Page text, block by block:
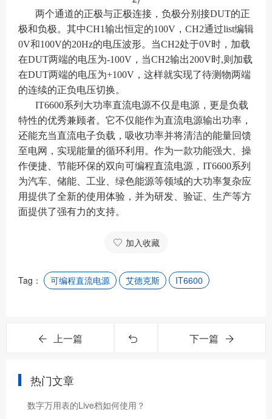
两个通道的正极与正极连接，负极分别接DUT的正
极和负极。其中CH1输出恒定的100V，CH2通过list编辑
0V和100V的20Hz的电压波形。当CH2处于0V时，加载
在DUT两端的电压为-100V，当CH2输出200V时,则加载
在DUT两端的电压为+100V，这样就实现了待测物两端
的连续的正负电压切换。
IT6600系列大功率直流电源不仅是电源，更是负载
特性的优秀兼顾者。它不仅能作为直流电源输出功率，
还能充当直流电子负载，吸收功率并将清洁的能量回馈
至电网，实现能量的循环利用。作为一款功能强大、操
作便捷、节能环保的双向可编程直流电源，IT6600系列
为汽车、储能、工业、绿色能源等领域的大功率复杂应
用提供了全新的使用体验，并为研发、验证、生产等方
面提供了强有力的支持。
加入收藏
Tag： 可编程直流电源 艾德克斯 IT6600
上一篇 下一篇
热门文章
数字万用表的Live档如何使用？